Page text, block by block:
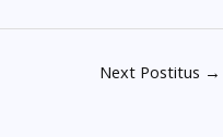
Next Postitus →